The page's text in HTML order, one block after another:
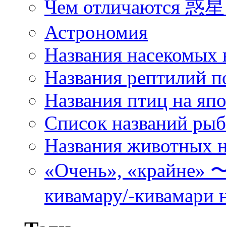
Чем отличаются 惑
Астрономия
Названия насекомых
Названия рептилий
Названия птиц на
Список названий
Названия животных
«Очень», «крайне»
кивамару/-кивамари